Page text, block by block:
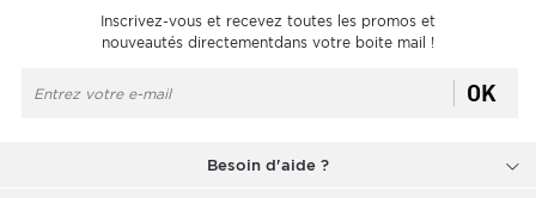
Inscrivez-vous et recevez toutes les promos et
nouveautés directementdans votre boite mail !
OK
Besoin d'aide ?